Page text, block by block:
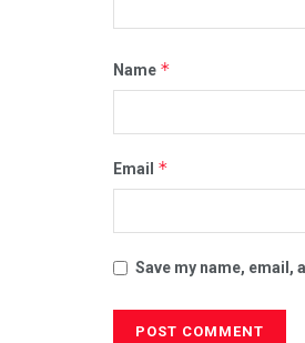
Name *
Email *
Save my name, email,